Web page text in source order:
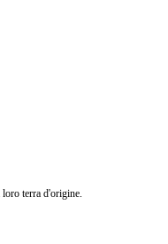
loro terra d'origine.